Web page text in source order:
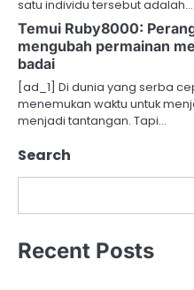
satu individu tersebut adalah…
Temui Ruby8000:
mengubah permainan
badai
[ad_1] Di dunia yang serba
menemukan waktu untuk
menjadi tantangan. Tapi…
Search
Recent Posts